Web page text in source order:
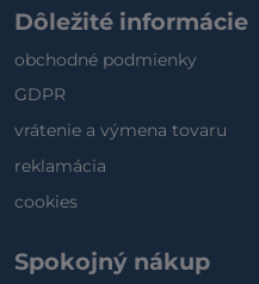
Dôležité informácie
obchodné podmienky
GDPR
vrátenie a výmena tovaru
reklamácia
cookies
Spokojný nákup